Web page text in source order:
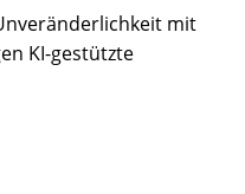
mit
KI-gestützte